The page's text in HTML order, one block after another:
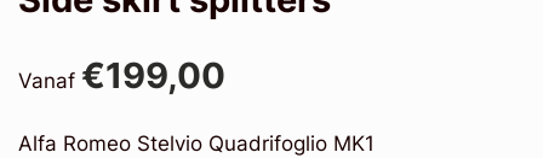
Vanaf €199,00
Alfa Romeo Stelvio Quadrifoglio MK1